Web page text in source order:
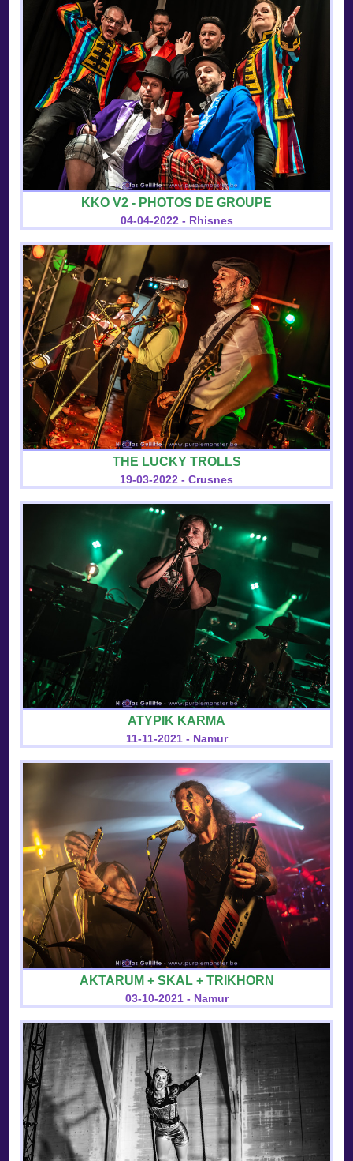
KKO V2 - PHOTOS DE GROUPE
04-04-2022 - Rhisnes
THE LUCKY TROLLS
19-03-2022 - Crusnes
ATYPIK KARMA
11-11-2021 - Namur
AKTARUM + SKAL + TRIKHORN
03-10-2021 - Namur